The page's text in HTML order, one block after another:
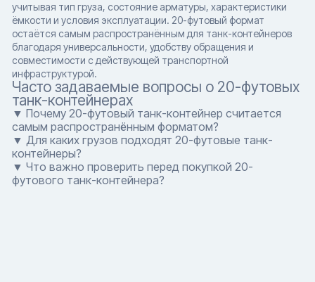
учитывая тип груза, состояние арматуры, характеристики
ёмкости и условия эксплуатации. 20-футовый формат
остаётся самым распространённым для танк-контейнеров
благодаря универсальности, удобству обращения и
совместимости с действующей транспортной
инфраструктурой.
Часто задаваемые вопросы о 20-футовых
танк-контейнерах
▼ Почему 20-футовый танк-контейнер считается
самым распространённым форматом?
▼ Для каких грузов подходят 20-футовые танк-
контейнеры?
▼ Что важно проверить перед покупкой 20-
футового танк-контейнера?